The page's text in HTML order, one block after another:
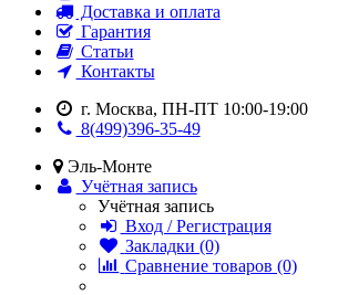
Доставка и оплата
Гарантия
Статьи
Контакты
г. Москва, ПН-ПТ 10:00-19:00
8(499)396-35-49
Эль-Монте
Учётная запись
Учётная запись
Вход / Регистрация
Закладки (0)
Сравнение товаров (0)